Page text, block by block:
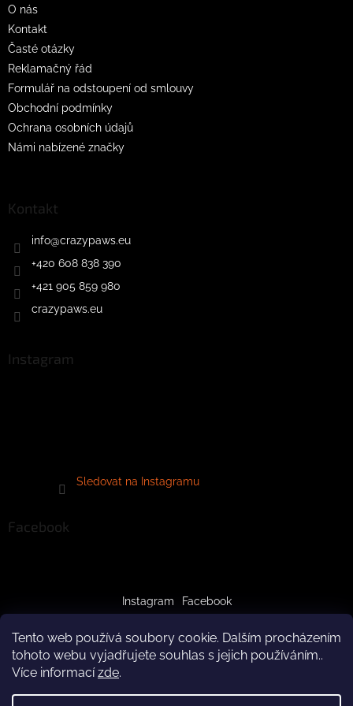
Tento web používá soubory cookie. Dalším procházením
tohoto webu vyjadřujete souhlas s jejich používáním..
Více informacízde.
O nás
Kontakt
Časté otázky
Reklamačný řád
Formulář na odstoupení od smlouvy
Obchodní podmínky
Ochrana osobních údajů
Námi nabízené značky
Kontakt
info@crazypaws.eu
+420 608 838 390
+421 905 859 980
crazypaws.eu
Instagram
Sledovat na Instagramu
Facebook
Instagram Facebook